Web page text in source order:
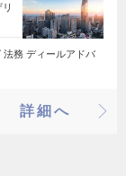
法務 ディールアドバ
詳細へ